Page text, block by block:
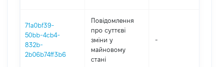
71a0bf39-
50bb-4cb4-
832b-
2b06b74ff3b6
Повідомлення
про суттєві
зміни y
майновому
стані
-